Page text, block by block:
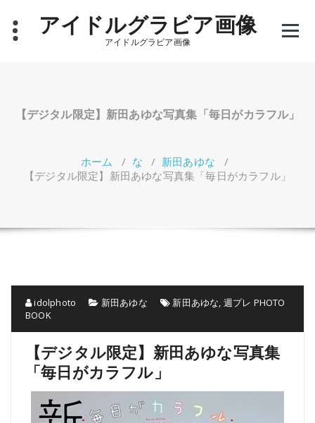
アイドルグラビア画像
アイドルグラビア画像
【デジタル限定】新田あゆな写真集「毎日がカラフル」
ホーム / な / 新田あゆな /
【デジタル限定】新田あゆな写真集「毎日がカラフル」
idolphoto 新田あゆな 新田あゆな, 週プレ PHOTO
BOOK
【デジタル限定】新田あゆな写真集
「毎日がカラフル」